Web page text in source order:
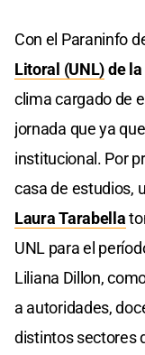
Con el Paraninfo
Litoral (UNL)de la
clima cargado de
jornada que ya
institucional. Por
casa de estudios,
Laura Tarabella
UNL para el
Liliana Dillon,
a autoridades,
distintos sectores